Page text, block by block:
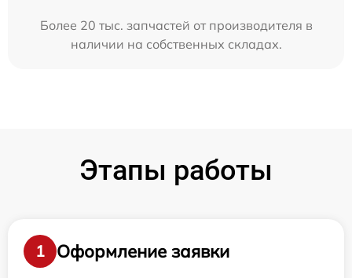
Более 20 тыс. запчастей от производителя в
наличии на собственных складах.
Этапы работы
1
Оформление заявки